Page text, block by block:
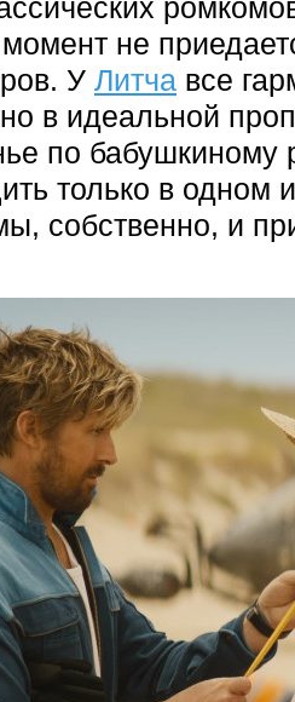
не
У Литча все
в идеальной
по бабушкиному
только в одном
собственно, и